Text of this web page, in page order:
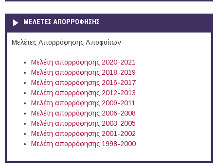
ΜΕΛΕΤΕΣ ΑΠΟΡΡΟΦΗΣΗΣ
Μελέτες Απορρόφησης Αποφοίτων
Μελέτη απορρόφησης 2020-2021
Μελέτη απορρόφησης 2018-2019
Μελέτη απορρόφησης 2016-2017
Μελέτη απορρόφησης 2012-2013
Μελέτη απορρόφησης 2009-2011
Μελέτη απορρόφησης 2006-2008
Μελέτη απορρόφησης 2003-2005
Μελέτη απορρόφησης 2001-2002
Μελέτη απορρόφησης 1998-2000